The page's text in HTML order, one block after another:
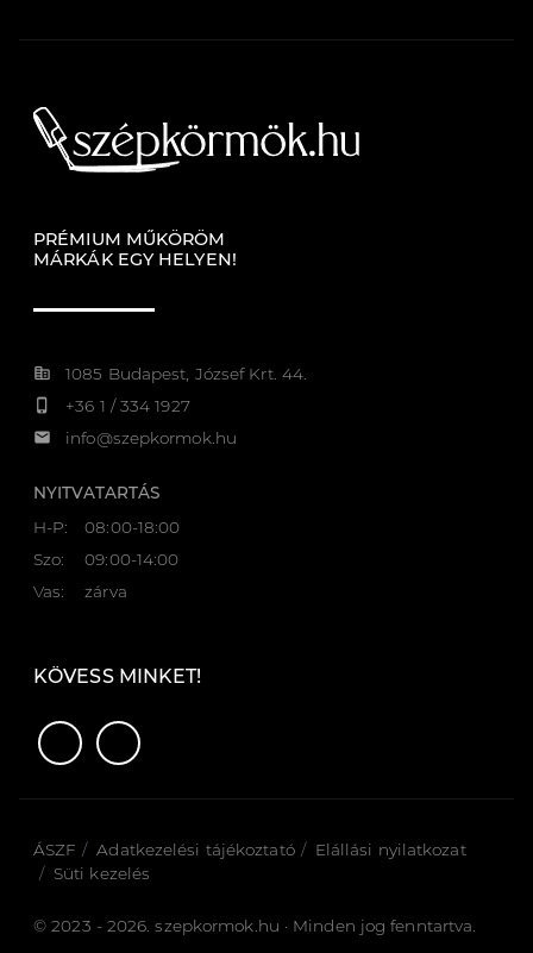
PRÉMIUM MŰKÖRÖM
MÁRKÁK EGY HELYEN!
corporate_fare 1085 Budapest, József Krt. 44.
phone_iphone +36 1 / 334 1927
email info@szepkormok.hu
NYITVATARTÁS
H-P:
08:00-18:00
Szo:
09:00-14:00
Vas:
zárva
KÖVESS MINKET!
ÁSZF Adatkezelési tájékoztató
Elállási nyilatkozat
Süti kezelés
© 2023 - 2026. szepkormok.hu · Minden jog fenntartva.